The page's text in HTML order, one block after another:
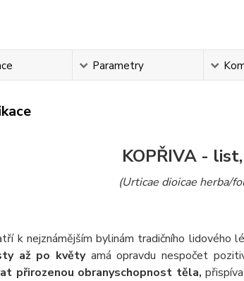
Parametry
KOPŘIVA -
(Urticae dioicae herba/
k nejznámějším bylinám tradičního
až po květy amá opravdu nespočet
přirozenou obranyschopnost těla,